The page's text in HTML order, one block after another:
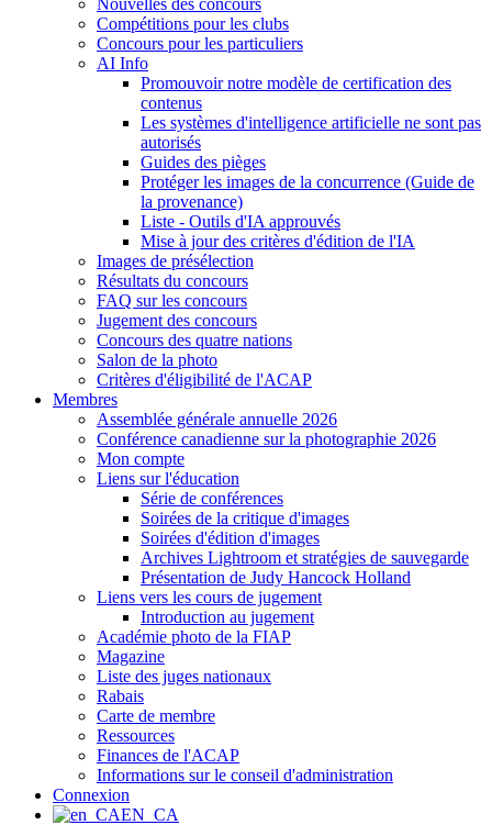
Nouvelles des concours
Compétitions pour les clubs
Concours pour les particuliers
AI Info
Promouvoir notre modèle de certification des
contenus
Les systèmes d'intelligence artificielle ne sont pas
autorisés
Guides des pièges
Protéger les images de la concurrence (Guide de
la provenance)
Liste - Outils d'IA approuvés
Mise à jour des critères d'édition de l'IA
Images de présélection
Résultats du concours
FAQ sur les concours
Jugement des concours
Concours des quatre nations
Salon de la photo
Critères d'éligibilité de l'ACAP
Membres
Assemblée générale annuelle 2026
Conférence canadienne sur la photographie 2026
Mon compte
Liens sur l'éducation
Série de conférences
Soirées de la critique d'images
Soirées d'édition d'images
Archives Lightroom et stratégies de sauvegarde
Présentation de Judy Hancock Holland
Liens vers les cours de jugement
Introduction au jugement
Académie photo de la FIAP
Magazine
Liste des juges nationaux
Rabais
Carte de membre
Ressources
Finances de l'ACAP
Informations sur le conseil d'administration
Connexion
EN_CA